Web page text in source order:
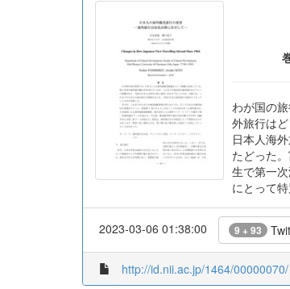
わが国の
外旅行は
日本人海
たどった
生で第一
にとって
2023-03-06 01:38:00 9 + 93
http://id.nii.ac.jp/1464/00000070/